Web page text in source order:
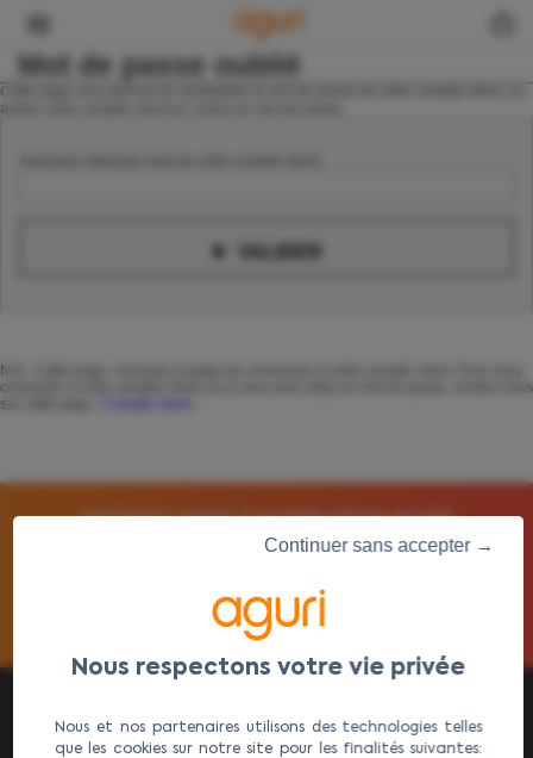
Mot de passe oublié
Cette page vous permet de reinitialiser le mot de passe de votre compte client, ou
activer votre compte client en créant un mot de passe.

N.B :
connecter à votre compte client, et si vous avez déjà un mot de passe, rendez vous
sur cette page :
ABONNEZ-VOUS À NOTRE NEWSLETTER
Panneau de gestion des cookies
Nous et nos partenaires utilisons des technologies telles
que les cookies sur notre site pour les finalités suivantes:
Continuer sans accepter →